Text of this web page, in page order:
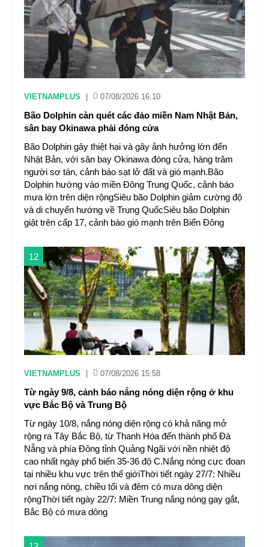
VIETNAMPLUS 07/08/2026 16:10
Bão Dolphin càn quét các đảo miền Nam Nhật Bản,
sân bay Okinawa phải đóng cửa
Bão Dolphin gây thiệt hại và gây ảnh hưởng lớn đến
Nhật Bản, với sân bay Okinawa đóng cửa, hàng trăm
người sơ tán, cảnh báo sạt lở đất và gió mạnh.Bão
Dolphin hướng vào miền Đông Trung Quốc, cảnh báo
mưa lớn trên diện rộngSiêu bão Dolphin giảm cường độ
và di chuyển hướng về Trung QuốcSiêu bão Dolphin
giật trên cấp 17, cảnh báo gió mạnh trên Biển Đông
12
VIETNAMPLUS 07/08/2026 15:58
Từ ngày 9/8, cảnh báo nắng nóng diện rộng ở khu
vực Bắc Bộ và Trung Bộ
Từ ngày 10/8, nắng nóng diện rộng có khả năng mở
rộng ra Tây Bắc Bộ, từ Thanh Hóa đến thành phố Đà
Nẵng và phía Đông tỉnh Quảng Ngãi với nền nhiệt độ
cao nhất ngày phổ biến 35-36 độ C.Nắng nóng cực đoan
tại nhiều khu vực trên thế giớiThời tiết ngày 27/7: Nhiều
nơi nắng nóng, chiều tối và đêm có mưa dông diện
rộngThời tiết ngày 22/7: Miền Trung nắng nóng gay gắt,
Bắc Bộ có mưa dông